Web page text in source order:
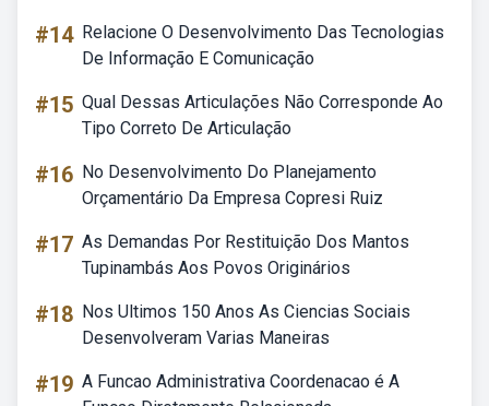
#14 Relacione O Desenvolvimento Das Tecnologias
De Informação E Comunicação
#15 Qual Dessas Articulações Não Corresponde Ao
Tipo Correto De Articulação
#16 No Desenvolvimento Do Planejamento
Orçamentário Da Empresa Copresi Ruiz
#17 As Demandas Por Restituição Dos Mantos
Tupinambás Aos Povos Originários
#18 Nos Ultimos 150 Anos As Ciencias Sociais
Desenvolveram Varias Maneiras
#19 A Funcao Administrativa Coordenacao é A